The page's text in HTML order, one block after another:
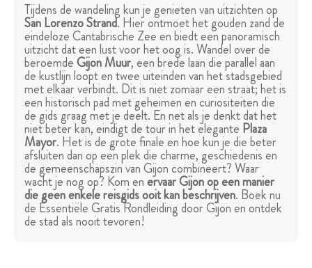
Tijdens de wandeling kun je genieten van uitzichten op
San Lorenzo Strand. Hier ontmoet het gouden zand de
eindeloze Cantabrische Zee en biedt een panoramisch
uitzicht dat een lust voor het oog is. Wandel over de
beroemdeGijon Muur, een brede laan die parallel aan
de kustlijn loopt en twee uiteinden van het stadsgebied
met elkaar verbindt. Dit is niet zomaar een straat; het is
een historisch pad met geheimen en curiositeiten die
de gids graag met je deelt. En net als je denkt dat het
niet beter kan, eindigt de tour in het elegante Plaza
Mayor. Het is de grote finale en hoe kun je die beter
afsluiten dan op een plek die charme, geschiedenis en
de gemeenschapszin van Gijon combineert? Waar
wacht je nog op? Kom enervaar Gijon op een manier
die geen enkele reisgids ooit kan beschrijven. Boek nu
de Essentiële Gratis Rondleiding door Gijon en ontdek
de stad als nooit tevoren!